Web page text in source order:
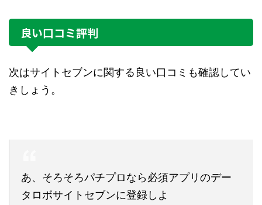
良い口コミ評判
次はサイトセブンに関する良い口コミも確認してい
きしょう。
あ、そろそろパチプロなら必須アプリのデー
タロボサイトセブンに登録しよ